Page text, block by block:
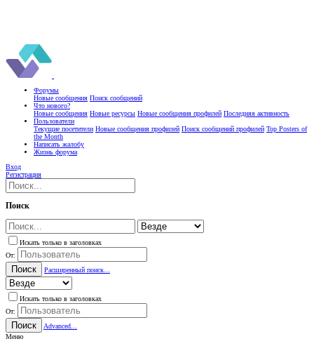
Форумы
Новые сообщения Поиск сообщений
Что нового?
Новые сообщения Новые ресурсы Новые сообщения профилей Последняя активность
Пользователи
Текущие посетители Новые сообщения профилей Поиск сообщений профилей Top Posters of
the Month
Написать жалобу
Жизнь форума
Вход
Регистрация
Поиск
Искать только в заголовках
От:
Поиск Расширенный поиск...
Искать только в заголовках
От:
Поиск
Advanced...
Меню